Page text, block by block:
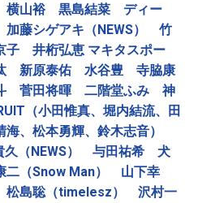
横山裕 黒島結菜
ディー
加藤シゲアキ（NEWS）
竹
子 井桁弘恵 マキタスポー
新原泰佑 水谷豊
寺脇康
菅田将暉 二階堂ふみ
神
（小田惟真、堀内結流、田
、松本勇輝、鈴木志音）
（NEWS） 与田祐希
犬
二（Snow Man）
山下幸
松島聡（timelesz）
沢村一